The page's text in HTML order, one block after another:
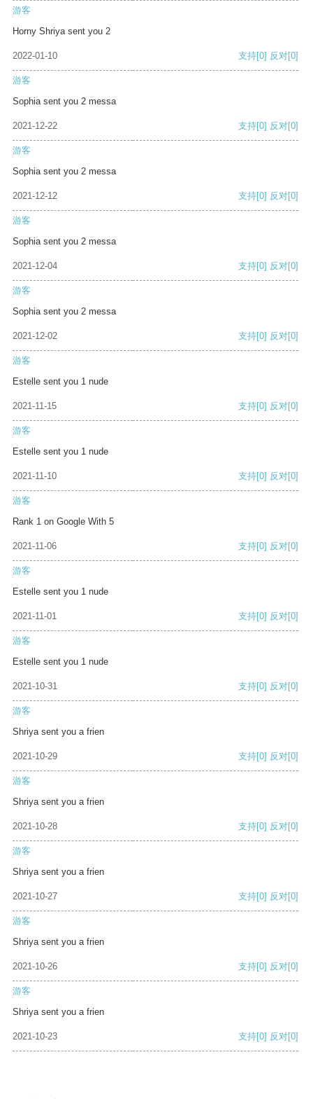
游客
Horny Shriya sent you 2
2022-01-10 支持[0] 反对[0]
游客
Sophia sent you 2 messa
2021-12-22 支持[0] 反对[0]
游客
Sophia sent you 2 messa
2021-12-12 支持[0] 反对[0]
游客
Sophia sent you 2 messa
2021-12-04 支持[0] 反对[0]
游客
Sophia sent you 2 messa
2021-12-02 支持[0] 反对[0]
游客
Estelle sent you 1 nude
2021-11-15 支持[0] 反对[0]
游客
Estelle sent you 1 nude
2021-11-10 支持[0] 反对[0]
游客
Rank 1 on Google With 5
2021-11-06 支持[0] 反对[0]
游客
Estelle sent you 1 nude
2021-11-01 支持[0] 反对[0]
游客
Estelle sent you 1 nude
2021-10-31 支持[0] 反对[0]
游客
Shriya sent you a frien
2021-10-29 支持[0] 反对[0]
游客
Shriya sent you a frien
2021-10-28 支持[0] 反对[0]
游客
Shriya sent you a frien
2021-10-27 支持[0] 反对[0]
游客
Shriya sent you a frien
2021-10-26 支持[0] 反对[0]
游客
Shriya sent you a frien
2021-10-23 支持[0] 反对[0]